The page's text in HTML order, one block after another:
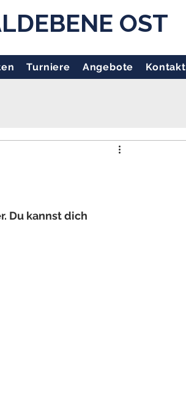
OST
Turniere Angebote Kontakt
Du kannst dich